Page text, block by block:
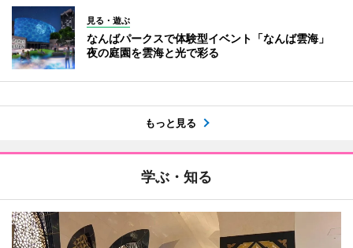
見る・遊ぶ
なんばパークスで体験型イベント「なんば雲海」
夜の庭園を雲海と光で彩る
もっと見る
学ぶ・知る